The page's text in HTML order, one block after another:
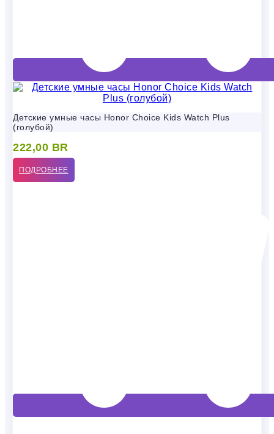
Детские умные часы Honor Choice Kids Watch Plus
(голубой)
222,00 BR
ПОДРОБНЕЕ